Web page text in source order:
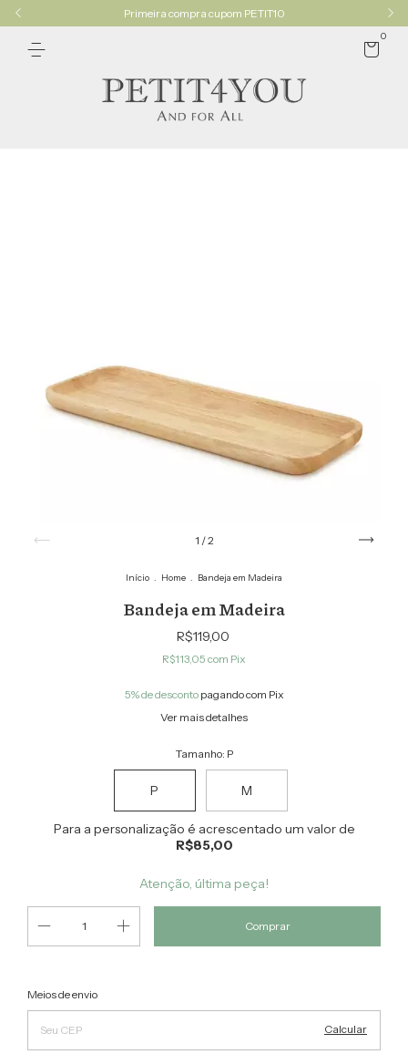
Primeira compra cupom PETIT10
0
1 /2
Início . Home . Bandeja em Madeira
Bandeja em Madeira
R$119,00
R$113,05 com Pix
5% de descontopagando com Pix
Ver mais detalhes
Tamanho: P
P M
Para a personalização é acrescentado um valor de
R$85,00
Atenção, última peça!
Entregas para o CEP:
Meios de envio
Calcular